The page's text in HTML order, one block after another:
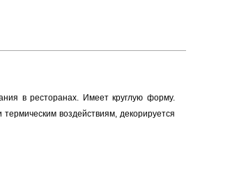
в ресторанах. Имеет круглую форму.
воздействиям, декорируется